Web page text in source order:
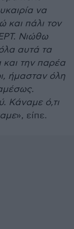
να
και πάλι τον
Νιώθω
αυτά τα
και την παρέα
ήμασταν όλη
Κάναμε ό,τι
», είπε.